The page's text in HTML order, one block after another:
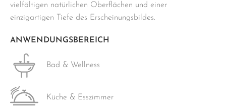
vielfältigen natürlichen Oberflächen und einer
einzigartigen Tiefe des Erscheinungsbildes.
ANWENDUNGSBEREICH
Bad & Wellness
Küche & Esszimmer